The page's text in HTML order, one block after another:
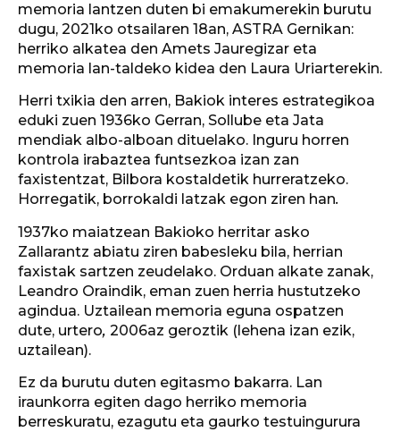
memoria lantzen duten bi emakumerekin burutu
dugu, 2021ko otsailaren 18an, ASTRA Gernikan:
herriko alkatea den Amets Jauregizar eta
memoria lan-taldeko kidea den Laura Uriarterekin.
Herri txikia den arren, Bakiok interes estrategikoa
eduki zuen 1936ko Gerran, Sollube eta Jata
mendiak albo-alboan dituelako. Inguru horren
kontrola irabaztea funtsezkoa izan zan
faxistentzat, Bilbora kostaldetik hurreratzeko.
Horregatik, borrokaldi latzak egon ziren han.
1937ko maiatzean Bakioko herritar asko
Zallarantz abiatu ziren babesleku bila, herrian
faxistak sartzen zeudelako. Orduan alkate zanak,
Leandro Oraindik, eman zuen herria hustutzeko
agindua. Uztailean memoria eguna ospatzen
dute, urtero, 2006az geroztik (lehena izan ezik,
uztailean).
Ez da burutu duten egitasmo bakarra. Lan
iraunkorra egiten dago herriko memoria
berreskuratu, ezagutu eta gaurko testuingurura